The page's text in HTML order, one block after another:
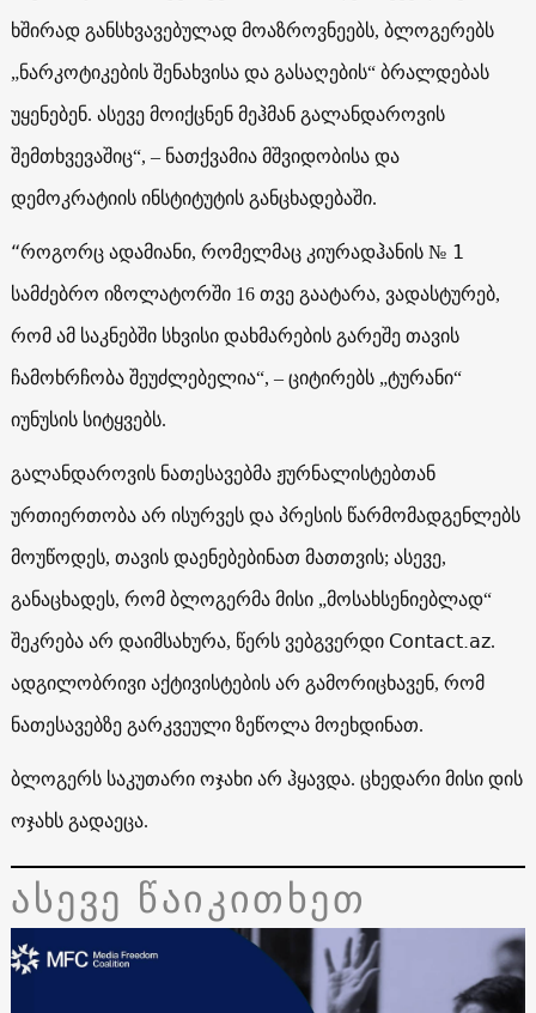
ხშირად განსხვავებულად მოაზროვნეებს, ბლოგერებს
„ნარკოტიკების შენახვისა და გასაღების“ ბრალდებას
უყენებენ. ასევე მოიქცნენ მეჰმან გალანდაროვის
შემთხვევაშიც“, – ნათქვამია მშვიდობისა და
დემოკრატიის ინსტიტუტის განცხადებაში.
“როგორც ადამიანი, რომელმაც კიურადჰანის № 1
სამძებრო იზოლატორში 16 თვე გაატარა, ვადასტურებ,
რომ ამ საკნებში სხვისი დახმარების გარეშე თავის
ჩამოხრჩობა შეუძლებელია“, – ციტირებს „ტურანი“
იუნუსის სიტყვებს.
გალანდაროვის ნათესავებმა ჟურნალისტებთან
ურთიერთობა არ ისურვეს და პრესის წარმომადგენლებს
მოუწოდეს, თავის დაენებებინათ მათთვის; ასევე,
განაცხადეს, რომ ბლოგერმა მისი „მოსახსენიებლად“
შეკრება არ დაიმსახურა, წერს ვებგვერდი Contact.az.
ადგილობრივი აქტივისტების არ გამორიცხავენ, რომ
ნათესავებზე გარკვეული ზეწოლა მოეხდინათ.
ბლოგერს საკუთარი ოჯახი არ ჰყავდა. ცხედარი მისი დის
ოჯახს გადაეცა.
ასევე წაიკითხეთ